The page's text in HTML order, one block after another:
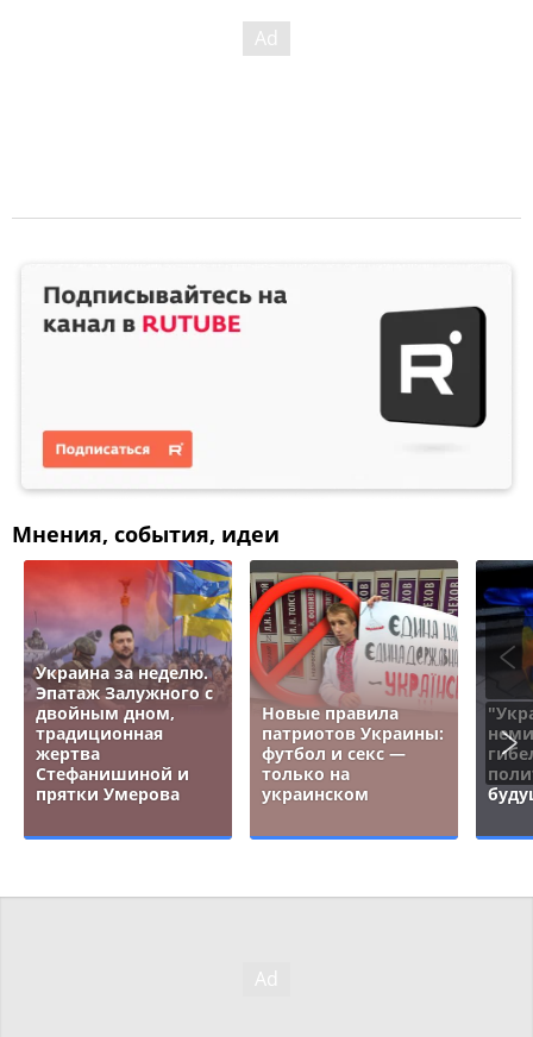
Мнения, события, идеи
Украина за неделю.
Эпатаж Залужного с
двойным дном,
традиционная
жертва
Стефанишиной и
прятки Умерова
Новые правила
патриотов Украины:
футбол и секс —
только на
украинском